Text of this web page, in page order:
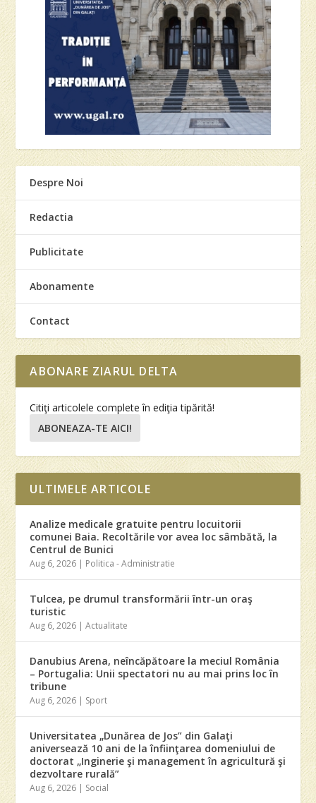
Despre Noi
Redactia
Publicitate
Abonamente
Contact
ABONARE ZIARUL DELTA
Citiţi articolele complete în ediţia tipărită!
ABONEAZA-TE AICI!
ULTIMELE ARTICOLE
Analize medicale gratuite pentru locuitorii
comunei Baia. Recoltările vor avea loc sâmbătă, la
Centrul de Bunici
Aug 6, 2026 | Politica - Administratie
Tulcea, pe drumul transformării într-un oraş
turistic
Aug 6, 2026 |Actualitate
Danubius Arena, neîncăpătoare la meciul România
– Portugalia: Unii spectatori nu au mai prins loc în
tribune
Aug 6, 2026 | Sport
Universitatea „Dunărea de Jos” din Galaţi
aniversează 10 ani de la înfiinţarea domeniului de
doctorat „Inginerie şi management în agricultură şi
dezvoltare rurală”
Aug 6, 2026 | Social